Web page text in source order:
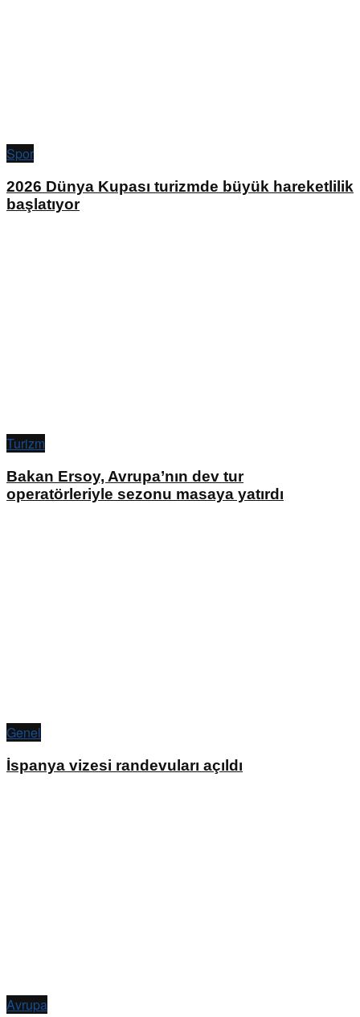
Spor
2026 Dünya Kupası turizmde büyük hareketlilik
başlatıyor
Turizm
Bakan Ersoy, Avrupa’nın dev tur
operatörleriyle sezonu masaya yatırdı
Genel
İspanya vizesi randevuları açıldı
Avrupa